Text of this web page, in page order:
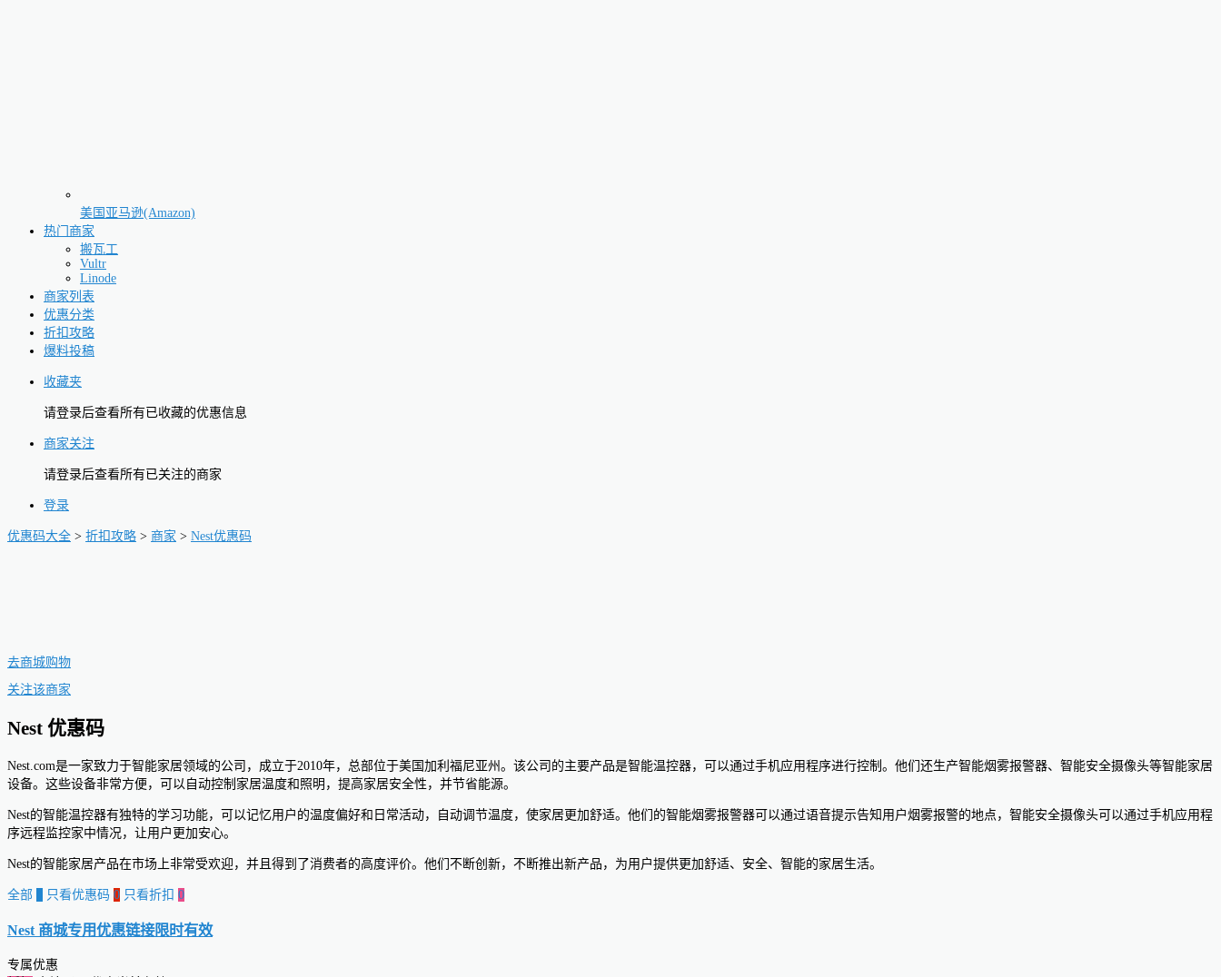
美国亚马逊(Amazon)
热门商家
搬瓦工
Vultr
Linode
商家列表
优惠分类
折扣攻略
爆料投稿
收藏夹
请登录后查看所有已收藏的优惠信息
商家关注
请登录后查看所有已关注的商家
登录
优惠码大全 > 折扣攻略 > 商家 > Nest优惠码
去商城购物
关注该商家
Nest 优惠码
Nest.com是一家致力于智能家居领域的公司，成立于2010年，总部位于美国加利福尼亚州。该公司的主要产品是智能温控器，可以通过手机应用程序进行控制。他们还生产智能烟雾报警器、智能安全摄像头等智能家居
设备。这些设备非常方便，可以自动控制家居温度和照明，提高家居安全性，并节省能源。
Nest的智能温控器有独特的学习功能，可以记忆用户的温度偏好和日常活动，自动调节温度，使家居更加舒适。他们的智能烟雾报警器可以通过语音提示告知用户烟雾报警的地点，智能安全摄像头可以通过手机应用程
序远程监控家中情况，让用户更加安心。
Nest的智能家居产品在市场上非常受欢迎，并且得到了消费者的高度评价。他们不断创新，不断推出新产品，为用户提供更加舒适、安全、智能的家居生活。
全部 只看优惠码 0 只看折扣 0
Nest 商城专用优惠链接限时有效
专属优惠